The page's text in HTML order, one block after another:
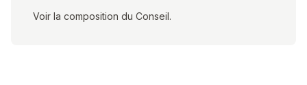
Voir la composition du Conseil.